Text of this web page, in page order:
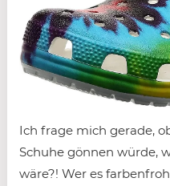
Ich frage mich gerade,
Schuhe gönnen würde,
wäre?! Wer es